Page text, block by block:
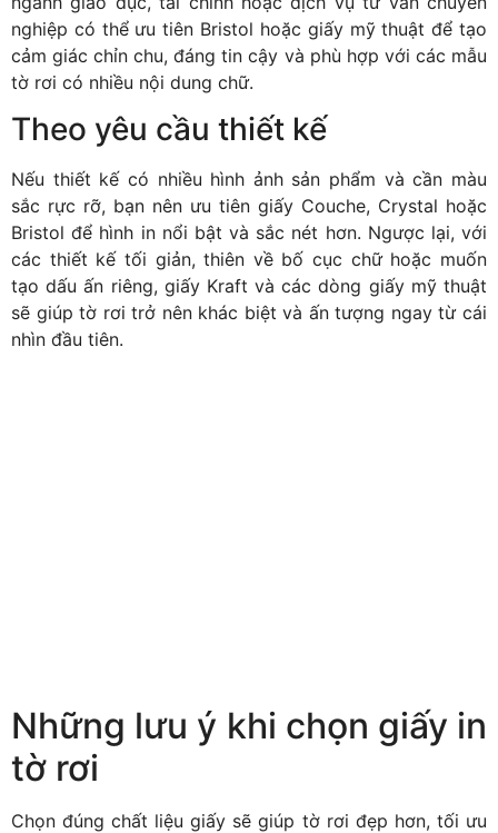
nghiệp có thể ưu tiên Bristol hoặc giấy mỹ thuật để tạo
cảm giác chỉn chu, đáng tin cậy và phù hợp với các mẫu
tờ rơi có nhiều nội dung chữ.
Theo yêu cầu thiết kế
Nếu thiết kế có nhiều hình ảnh sản phẩm và cần màu
sắc rực rỡ, bạn nên ưu tiên giấy Couche, Crystal hoặc
Bristol để hình in nổi bật và sắc nét hơn. Ngược lại, với
các thiết kế tối giản, thiên về bố cục chữ hoặc muốn
tạo dấu ấn riêng, giấy Kraft và các dòng giấy mỹ thuật
sẽ giúp tờ rơi trở nên khác biệt và ấn tượng ngay từ cái
nhìn đầu tiên.
Những lưu ý khi chọn giấy in
tờ rơi
Chọn đúng chất liệu giấy sẽ giúp tờ rơi đẹp hơn, tối ưu